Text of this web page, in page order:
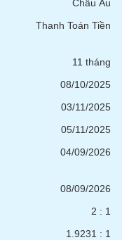
Châu Âu
Thanh Toán Tiền
11 tháng
08/10/2025
03/11/2025
05/11/2025
04/09/2026
08/09/2026
2 : 1
1.9231 : 1